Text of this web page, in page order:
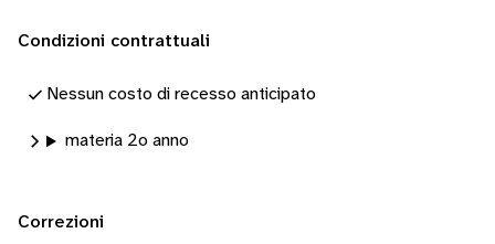
Condizioni contrattuali
Nessun costo di recesso anticipato
materia 2o anno
Correzioni